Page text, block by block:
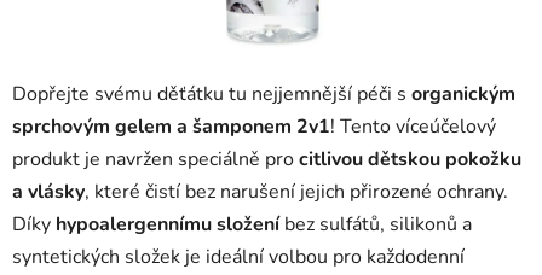
Dopřejte svému děťátku tu nejjemnější péči s organickým
sprchovým gelem a šamponem 2v1! Tento víceúčelový
produkt je navržen speciálně procitlivou dětskou pokožku
a vlásky, které čistí bez narušení jejich přirozené ochrany.
Díky hypoalergennímu složeníbez sulfátů, silikonů a
syntetických složek je ideální volbou pro každodenní